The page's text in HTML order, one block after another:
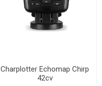
Charplotter Echomap Chirp
42cv